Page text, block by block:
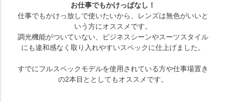
お仕事でもかけっぱなし！
仕事でもかけっ放しで使いたいから、レンズは無色がいいと
いう方にオススメです。
調光機能がついていない、ビジネスシーンやスーツスタイル
にも違和感なく取り入れやすいスペックに仕上げました。
すでにフルスペックモデルを使用されている方や仕事場置き
の2本目ととしてもオススメです。